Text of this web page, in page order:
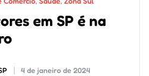
em SP é na
4 de janeiro de 2024